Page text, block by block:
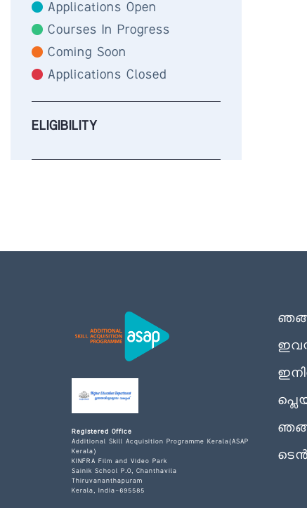
Applications Open
Courses In Progress
Coming Soon
Applications Closed
ELIGIBILITY
Registered Office
Additional Skill Acquisition Programme Kerala(ASAP
Kerala)
KINFRA Film and Video Park
Sainik School P.O, Chanthavila
Thiruvananthapuram
Kerala, India-695585